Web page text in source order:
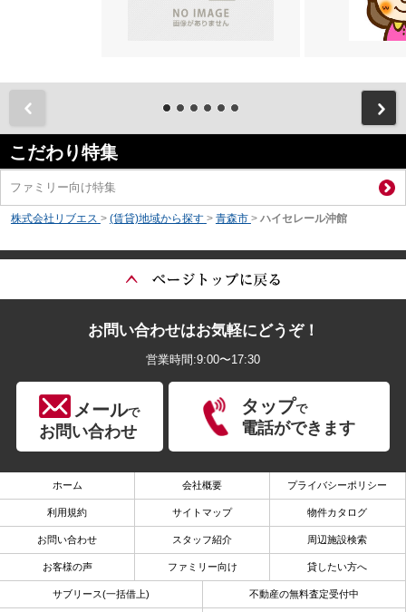
こだわり特集
ファミリー向け特集
株式会社リブエス > (賃貸)地域から探す > 青森市 > ハイセレール沖館
お問い合わせはお気軽にどうぞ！
営業時間:9:00〜17:30
メールで
お問い合わせ
タップで
電話ができます
ホーム 会社概要 プライバシーポリシー
利用規約 サイトマップ 物件カタログ
お問い合わせ スタッフ紹介 周辺施設検索
お客様の声 ファミリー向け 貸したい方へ
サブリース(一括借上) 不動産の無料査定受付中